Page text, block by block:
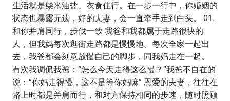
生活就是柴米油盐、衣食住行。在一步一行中，你婚姻的
状态也暴露无遗，好的夫妻，会一直牵手走到白头。 01.
和你并肩同行，步伐一致 我爸和我都属于走路很快的
人，但我妈每次逛街走路都是慢慢地。每次全家一起出
去，我爸都会刻意放慢自己的脚步，同我妈走在一起。
有次我调侃我爸：“怎么今天走得这么慢？”我爸不自在的
说：“你妈走得慢，这不是等你妈嘛” 恩爱的夫妻，往往在
路上时都是并肩而行，和对方保持相同的步速，随时照顾